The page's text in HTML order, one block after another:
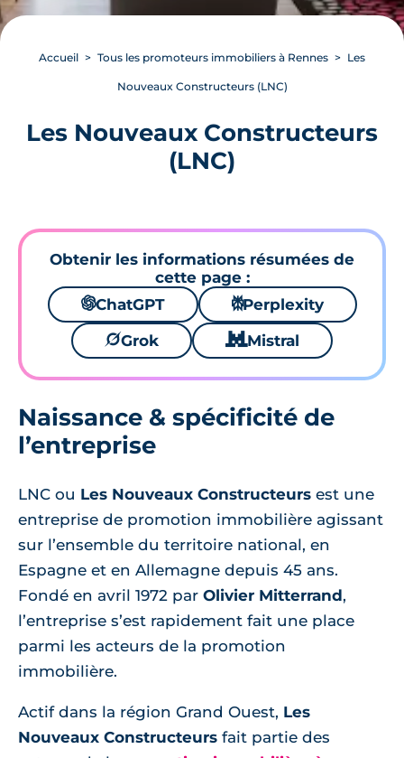
Accueil Tous les promoteurs immobiliers à Rennes Les
Nouveaux Constructeurs (LNC)
Les Nouveaux Constructeurs
(LNC)
Obtenir les informations résumées de
cette page :
🌌ChatGPT ⚙Perplexity
🪐Grok 🐱 Mistral
Naissance & spécificité de
l’entreprise
LNC ou Les Nouveaux Constructeurs est une
entreprise de promotion immobilière agissant
sur l’ensemble du territoire national, en
Espagne et en Allemagne depuis 45 ans.
Fondé en avril 1972 par Olivier Mitterrand,
l’entreprise s’est rapidement fait une place
parmi les acteurs de la promotion
immobilière.
Actif dans la région Grand Ouest, Les
Nouveaux Constructeurs fait partie des